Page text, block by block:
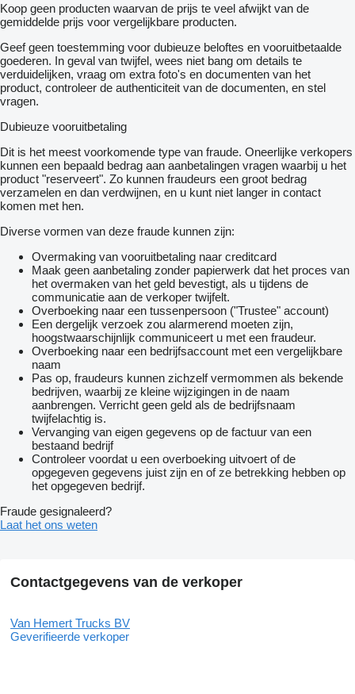
Koop geen producten waarvan de prijs te veel afwijkt van de
gemiddelde prijs voor vergelijkbare producten.
Geef geen toestemming voor dubieuze beloftes en vooruitbetaalde
goederen. In geval van twijfel, wees niet bang om details te
verduidelijken, vraag om extra foto's en documenten van het
product, controleer de authenticiteit van de documenten, en stel
vragen.
Dubieuze vooruitbetaling
Dit is het meest voorkomende type van fraude. Oneerlijke verkopers
kunnen een bepaald bedrag aan aanbetalingen vragen waarbij u het
product "reserveert". Zo kunnen fraudeurs een groot bedrag
verzamelen en dan verdwijnen, en u kunt niet langer in contact
komen met hen.
Diverse vormen van deze fraude kunnen zijn:
Overmaking van vooruitbetaling naar creditcard
Maak geen aanbetaling zonder papierwerk dat het proces van
het overmaken van het geld bevestigt, als u tijdens de
communicatie aan de verkoper twijfelt.
Overboeking naar een tussenpersoon ("Trustee" account)
Een dergelijk verzoek zou alarmerend moeten zijn,
hoogstwaarschijnlijk communiceert u met een fraudeur.
Overboeking naar een bedrijfsaccount met een vergelijkbare
naam
Pas op, fraudeurs kunnen zichzelf vermommen als bekende
bedrijven, waarbij ze kleine wijzigingen in de naam
aanbrengen. Verricht geen geld als de bedrijfsnaam
twijfelachtig is.
Vervanging van eigen gegevens op de factuur van een
bestaand bedrijf
Controleer voordat u een overboeking uitvoert of de
opgegeven gegevens juist zijn en of ze betrekking hebben op
het opgegeven bedrijf.
Fraude gesignaleerd?
Laat het ons weten
Contactgegevens van de verkoper
Van Hemert Trucks BV
Geverifieerde verkoper